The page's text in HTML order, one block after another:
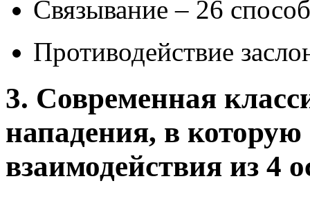
Связывание – 26
Противодействие
3. Современная
нападения, в
взаимодействия из 4